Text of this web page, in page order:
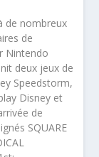
de nombreux
de
Nintendo
deux jeux de
Speedstorm,
Disney et
de
SQUARE